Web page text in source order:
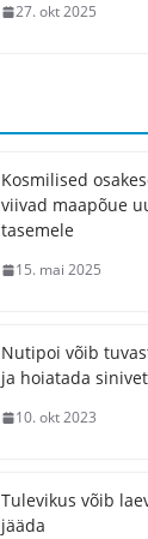
27. okt 2025
Kosmilised
viivad maapõue
tasemele
15. mai 2025
Nutipoi võib
ja hoiatada
10. okt 2023
Tulevikus võib
jääda